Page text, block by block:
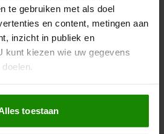
te gebruiken met als doel
en content, metingen aan
inzicht in publiek en
kunt kiezen wie uw gegevens
we ook graag:
over uw geografische
paar meter nauwkeurig kan zijn
toestaan